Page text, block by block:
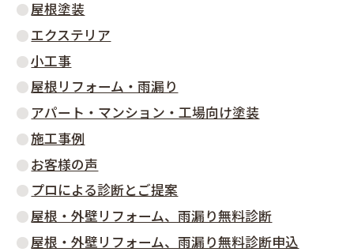
屋根塗装
エクステリア
小工事
屋根リフォーム・雨漏り
アパート・マンション・工場向け塗装
施工事例
お客様の声
プロによる診断とご提案
屋根・外壁リフォーム、雨漏り無料診断
屋根・外壁リフォーム、雨漏り無料診断申込